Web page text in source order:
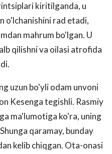
kiritilganda, u
o'lchanishini rad etadi,
mahrum bo'lgan. U
qilishni va oilasi atrofida
uzun bo'yli odam unvoni
Kesenga tegishli. Rasmiy
ma'lumotiga ko'ra, uning
qaramay, bunday
kelib chiqgan. Ota-onasi